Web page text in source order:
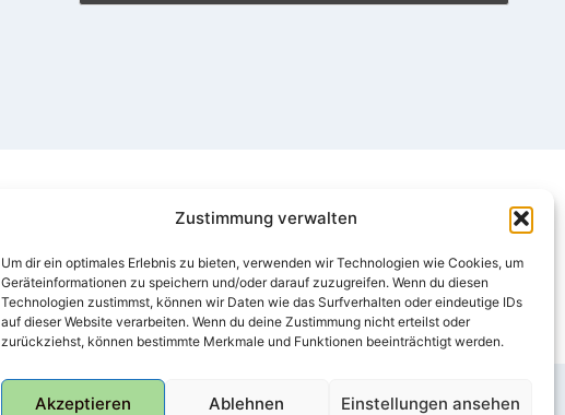
Zustimmung verwalten
Um dir ein optimales Erlebnis zu bieten, verwenden wir Technologien wie Cookies, um
Geräteinformationen zu speichern und/oder darauf zuzugreifen. Wenn du diesen
Technologien zustimmst, können wir Daten wie das Surfverhalten oder eindeutige IDs
auf dieser Website verarbeiten. Wenn du deine Zustimmung nicht erteilst oder
zurückziehst, können bestimmte Merkmale und Funktionen beeinträchtigt werden.
Akzeptieren Ablehnen Einstellungen ansehen